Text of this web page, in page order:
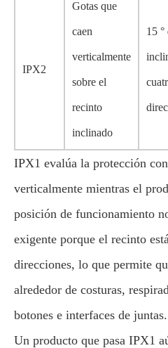
IPX2
Gotas que
caen
verticalmente
sobre el
recinto
inclinado
15 °
IPX1 evalúa la protección
verticalmente mientras el
posición de funcionamiento
exigente porque el recinto
direcciones, lo que permite
alrededor de costuras,
botones e interfaces de juntas.
Un producto que pasa IPX1